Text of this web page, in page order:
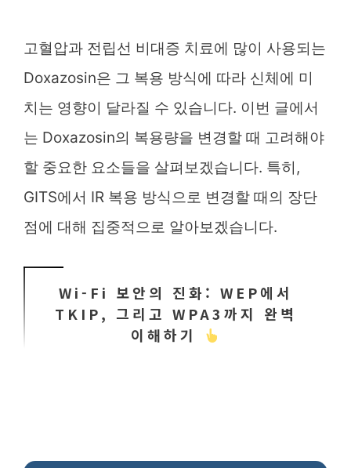
고혈압과 전립선 비대증 치료에 많이 사용되는
Doxazosin은 그 복용 방식에 따라 신체에 미
치는 영향이 달라질 수 있습니다. 이번 글에서
는 Doxazosin의 복용량을 변경할 때 고려해야
할 중요한 요소들을 살펴보겠습니다. 특히,
GITS에서 IR 복용 방식으로 변경할 때의 장단
점에 대해 집중적으로 알아보겠습니다.
Wi-Fi 보안의 진화: WEP에서
TKIP, 그리고 WPA3까지 완벽
이해하기